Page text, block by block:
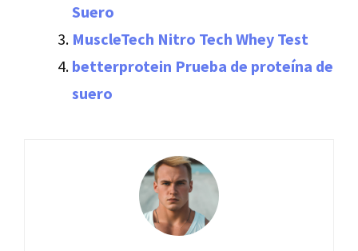
Suero
MuscleTech Nitro Tech Whey Test
betterprotein Prueba de proteína de
suero